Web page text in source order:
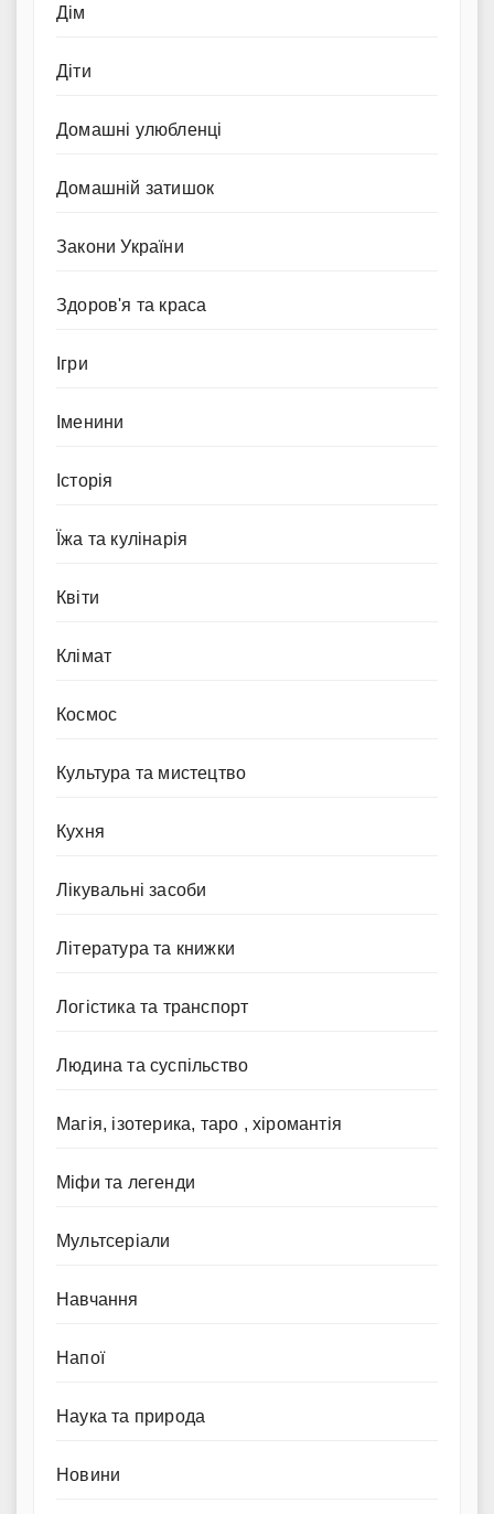
Дім
Діти
Домашні улюбленці
Домашній затишок
Закони України
Здоров'я та краса
Ігри
Іменини
Історія
Їжа та кулінарія
Квіти
Клімат
Космос
Культура та мистецтво
Кухня
Лікувальні засоби
Література та книжки
Логістика та транспорт
Людина та суспільство
Магія, ізотерика, таро , хіромантія
Міфи та легенди
Мультсеріали
Навчання
Напої
Наука та природа
Новини